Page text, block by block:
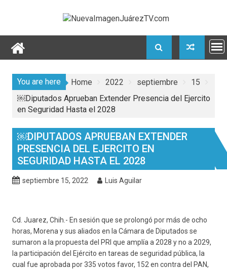
You are here Home 2022 septiembre
15
￼Diputados Aprueban Extender Presencia del Ejercito
en Seguridad Hasta el 2028
￼DIPUTADOS APRUEBAN EXTENDER
PRESENCIA DEL EJERCITO EN
SEGURIDAD HASTA EL 2028
septiembre 15, 2022 Luis Aguilar
Cd. Juarez, Chih.- En sesión que se prolongó por más de ocho
horas, Morena y sus aliados en la Cámara de Diputados se
sumaron a la propuesta del PRI que amplía a 2028 y no a 2029,
la participación del Ejército en tareas de seguridad pública, la
cual fue aprobada por 335 votos favor, 152 en contra del PAN,